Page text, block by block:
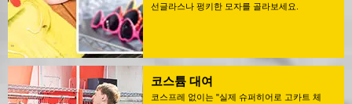
선글라스나 펑키한 모자를 골라보세요.
코스튬 대여
코스프레 없이는 "실제 슈퍼히어로 고카트 체